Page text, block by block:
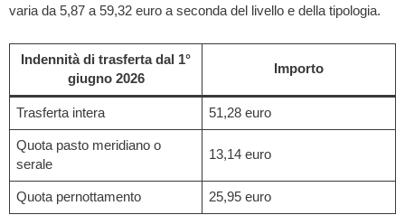
varia da 5,87 a 59,32 euro a seconda del livello e della tipologia.
Indennità di trasferta dal 1°
giugno 2026
Importo
Trasferta intera 51,28 euro
Quota pasto meridiano o
serale
13,14 euro
Quota pernottamento 25,95 euro